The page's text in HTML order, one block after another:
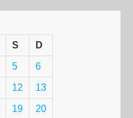
S D
5 6
12 13
19 20